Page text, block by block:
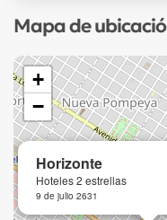
Mapa de
Horizonte
Hoteles 2 estrellas
9 de julio 2631
+
−